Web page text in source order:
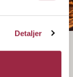
Detaljer